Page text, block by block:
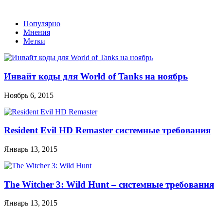
Популярно
Мнения
Метки
Инвайт коды для World of Tanks на ноябрь
Ноябрь 6, 2015
Resident Evil HD Remaster системные требования
Январь 13, 2015
The Witcher 3: Wild Hunt – системные требования
Январь 13, 2015